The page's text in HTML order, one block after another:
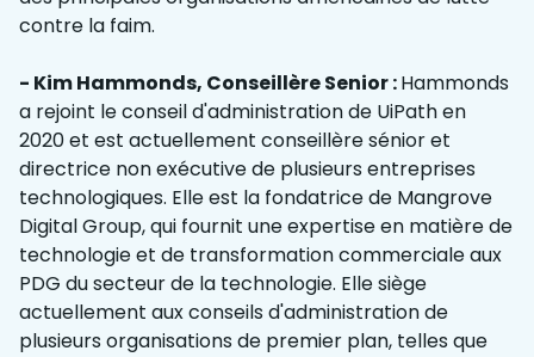
contre la faim.
- Kim Hammonds, Conseillère Senior :Hammonds
a rejoint le conseil d'administration de UiPath en
2020 et est actuellement conseillère sénior et
directrice non exécutive de plusieurs entreprises
technologiques. Elle est la fondatrice de Mangrove
Digital Group, qui fournit une expertise en matière de
technologie et de transformation commerciale aux
PDG du secteur de la technologie. Elle siège
actuellement aux conseils d'administration de
plusieurs organisations de premier plan, telles que